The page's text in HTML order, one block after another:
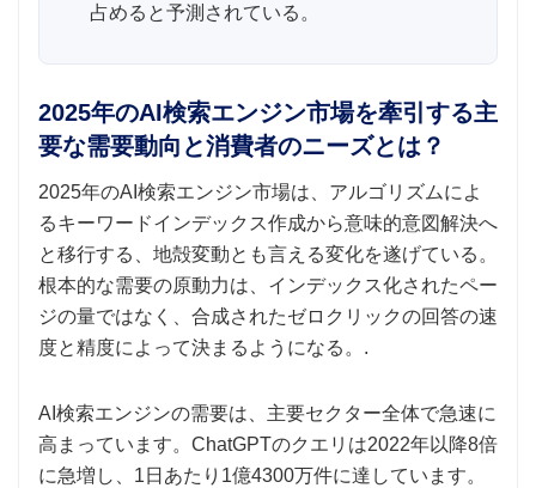
占めると予測されている。
2025年のAI検索エンジン市場を牽引する主
要な需要動向と消費者のニーズとは？
2025年のAI検索エンジン市場は、アルゴリズムによ
るキーワードインデックス作成から意味的意図解決へ
と移行する、地殻変動とも言える変化を遂げている。
根本的な需要の原動力は、インデックス化されたペー
ジの量ではなく、合成されたゼロクリックの回答の速
度と精度によって決まるようになる。.
AI検索エンジンの需要は、主要セクター全体で急速に
高まっています。ChatGPTのクエリは2022年以降8倍
に急増し、1日あたり1億4300万件に達しています。